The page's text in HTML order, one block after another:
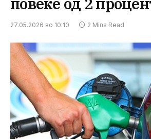
27.05.2026 во 10:10 2 Mins Read